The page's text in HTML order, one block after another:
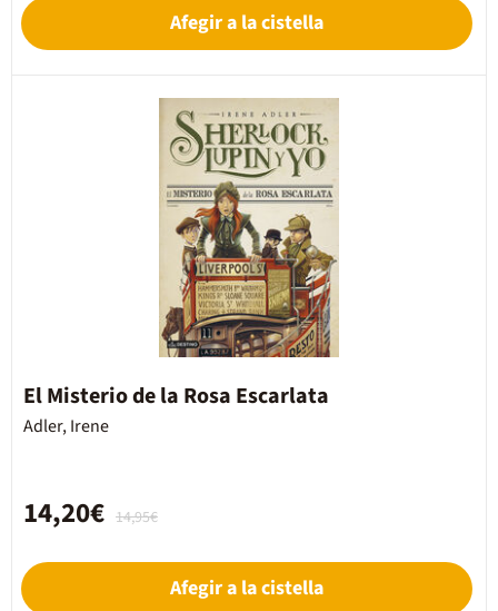
Afegir a la cistella
El Misterio de la Rosa Escarlata
Adler, Irene
14,95€
14,20€
Afegir a la cistella